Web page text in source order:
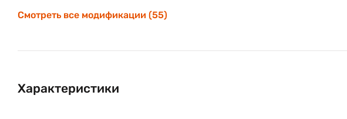
Смотреть все модификации (55)
Характеристики